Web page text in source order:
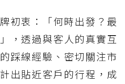
初衷：「何時出發？最
，透過與客人的真實互
踩線經驗、密切關注市
出貼近客戶的行程，成